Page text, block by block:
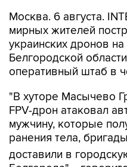
Москва. 6 августа.
мирных жителей
украинских дронов на
Белгородской
оперативный штаб в
"В хуторе Масычево
FPV-дрон атаковал
мужчину, которые
ранения тела,
доставили в